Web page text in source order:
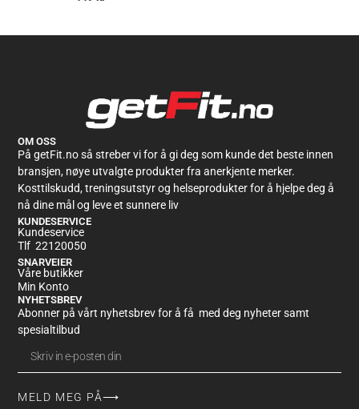
OM OSS
På getFit.no så streber vi for å gi deg som kunde det beste innen
bransjen, nøye utvalgte produkter fra anerkjente merker.
Kosttilskudd, treningsutstyr og helseprodukter for å hjelpe deg å
nå dine mål og leve et sunnere liv
KUNDESERVICE
Kundeservice
Tlf 22120050
SNARVEIER
Våre butikker
Min Konto
NYHETSBREV
Abonner på vårt nyhetsbrev for å få med deg nyheter samt
spesialtilbud
MELD MEG PÅ⟶